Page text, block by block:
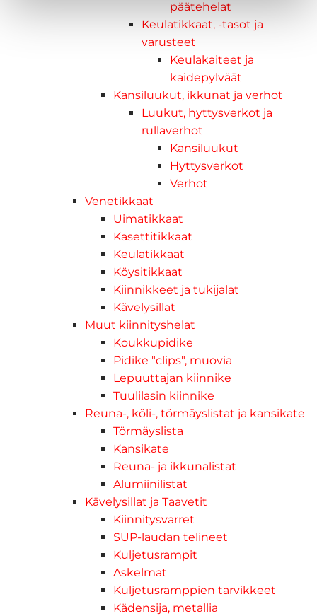
päätehelat
Keulatikkaat, -tasot ja
varusteet
Keulakaiteet ja
kaidepylväät
Kansiluukut, ikkunat ja verhot
Luukut, hyttysverkot ja
rullaverhot
Kansiluukut
Hyttysverkot
Verhot
Venetikkaat
Uimatikkaat
Kasettitikkaat
Keulatikkaat
Köysitikkaat
Kiinnikkeet ja tukijalat
Kävelysillat
Muut kiinnityshelat
Koukkupidike
Pidike "clips", muovia
Lepuuttajan kiinnike
Tuulilasin kiinnike
Reuna-, köli-, törmäyslistat ja kansikate
Törmäyslista
Kansikate
Reuna- ja ikkunalistat
Alumiinilistat
Kävelysillat ja Taavetit
Kiinnitysvarret
SUP-laudan telineet
Kuljetusrampit
Askelmat
Kuljetusramppien tarvikkeet
Kädensija, metallia